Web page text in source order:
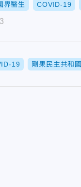
界醫生 COVID-19
19 剛果民主共和國